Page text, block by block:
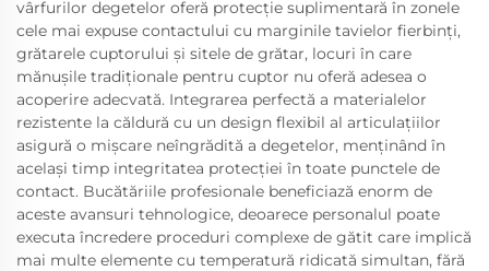
vârfurilor degetelor oferă protecție suplimentară în zonele
cele mai expuse contactului cu marginile tavielor fierbinți,
grătarele cuptorului și sitele de grătar, locuri în care
mănușile tradiționale pentru cuptor nu oferă adesea o
acoperire adecvată. Integrarea perfectă a materialelor
rezistente la căldură cu un design flexibil al articulațiilor
asigură o mișcare neîngrădită a degetelor, menținând în
același timp integritatea protecției în toate punctele de
contact. Bucătăriile profesionale beneficiază enorm de
aceste avansuri tehnologice, deoarece personalul poate
executa încredere proceduri complexe de gătit care implică
mai multe elemente cu temperatură ridicată simultan, fără